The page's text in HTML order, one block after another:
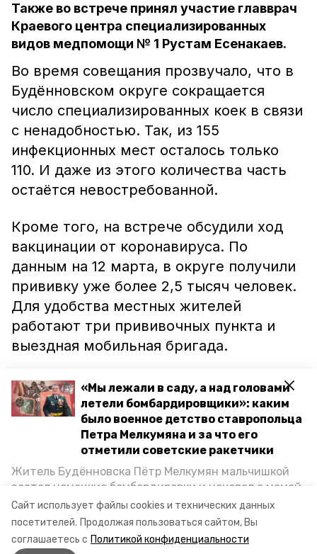
Сайт использует файлы cookies и технических данных
посетителей. Продолжая пользоваться сайтом, Вы
соглашаетесь с Политикой конфиденциальности
«Мы лежали в саду, а над головами
летели бомбардировщики»: каким
было военное детство ставропольца
Петра Мелкумяна и за что его
отметили советские ракетчики
Житель Будённовска Пётр Мелкумян мальчишкой
застал немецкие бомбардировки и ночевал с мамой
под открытым небом, когда гитлеровцы заняли их
дом. Чем запомнились эти дни, как выживали после
и чем Пётр помог ракетным войскам — в новом
материале спецпроекта «Победы26» «Дети
Также во встрече принял участие главврач
Краевого центра специализированных
видов медпомощи № 1 Рустам Есенакаев.
Во время совещания прозвучало, что в
Будённовском округе сокращается
число специализированных коек в связи
с ненадобностью. Так, из 155
инфекционных мест осталось только
110. И даже из этого количества часть
остаётся невостребованной.
Кроме того, на встрече обсудили ход
вакцинации от коронавируса. По
данным на 12 марта, в округе получили
прививку уже более 2,5 тысяч человек.
Для удобства местных жителей
работают три прививочных пункта и
выездная мобильная бригада.
«Необходимо постоянно продолжать
информирование, разъяснительную
работу о важности вакцинации.
Особенно важно, чтобы эта информация
была доступна для людей старшего
поколения. Именно для них коронавирус
представляет повышенную опасность», –
сообщил губернатор Ставрополья.